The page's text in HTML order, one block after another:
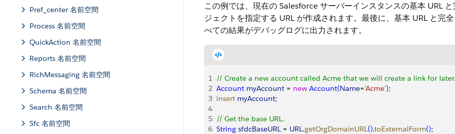
Pref_center 名前空間
Process 名前空間
QuickAction 名前空間
Reports 名前空間
RichMessaging 名前空間
Schema 名前空間
Search 名前空間
Sfc 名前空間
この例では、現在の Salesforce サーバーインスタンスの基本 URL
ジェクトを指定する URL が作成されます。最後に、基本 URL と完
べての結果がデバッグログに出力されます。
1 // Create a new account called Acme that we will create a link for later.
2 Account myAccount = new Account(Name='Acme');
3 insert myAccount;
4
5 // Get the base URL.
6 String sfdcBaseURL = URL.getOrgDomainURL().toExternalForm();